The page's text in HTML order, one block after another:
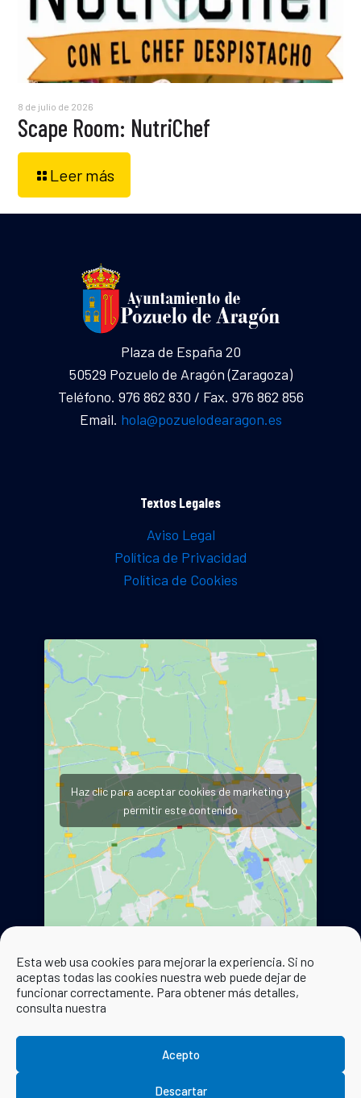
Esta web usa cookies para mejorar la experiencia. Si no
aceptas todas las cookies nuestra web puede dejar de
funcionar correctamente. Para obtener más detalles,
consulta nuestra
Acepto
Descartar
8 de julio de 2026
Scape Room: NutriChef
Leer más
Plaza de España 20
50529 Pozuelo de Aragón (Zaragoza)
Teléfono. 976 862 830 / Fax. 976 862 856
Email. hola@pozuelodearagon.es
Textos Legales
Aviso Legal
Política de Privacidad
Política de Cookies
Haz clic para aceptar cookies de marketing y
permitir este contenido
derechos reservados | Diseño Web